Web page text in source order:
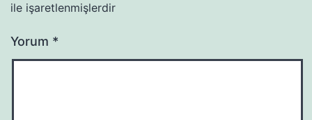
ile işaretlenmişlerdir
Yorum *